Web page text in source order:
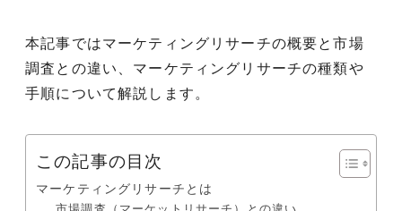
本記事ではマーケティングリサーチの概要と市場
調査との違い、マーケティングリサーチの種類や
手順について解説します。
この記事の目次
マーケティングリサーチとは